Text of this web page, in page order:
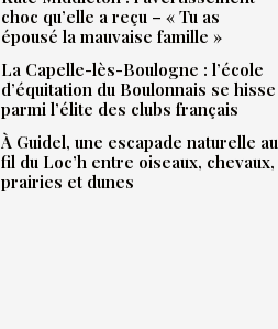
choc qu’elle a reçu – « Tu as
épousé la mauvaise famille »
La Capelle-lès-Boulogne : l’école
d’équitation du Boulonnais se hisse
parmi l’élite des clubs français
À Guidel, une escapade naturelle au
fil du Loc’h entre oiseaux, chevaux,
prairies et dunes